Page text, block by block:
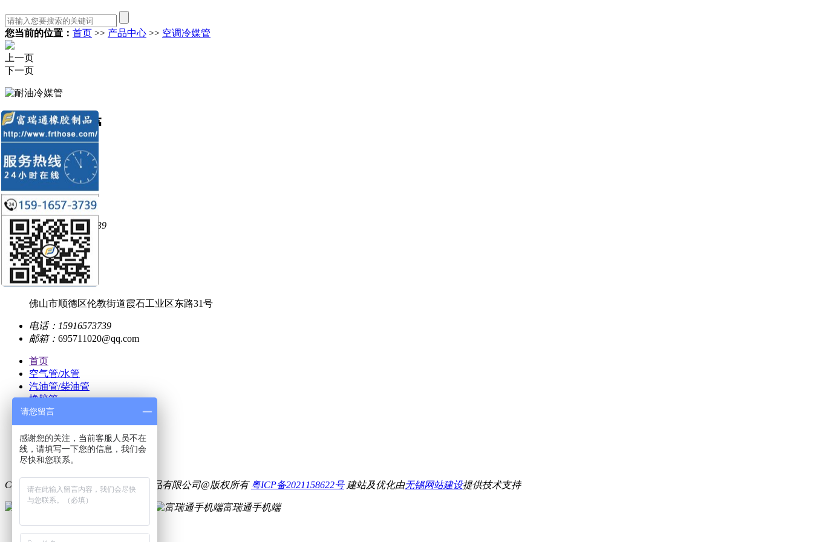
您当前的位置： 首页 >> 产品中心 >> 空调冷媒管
上一页
下一页
耐油冷媒管
材料：
材质：
功能：
服务热线：15916573739
在线咨询
地址：
佛山市顺德区伦教街道霞石工业区东路31号
电话： 15916573739
邮箱： 695711020@qq.com
首页
空气管/水管
汽油管/柴油管
橡胶管
产品中心
成功案列
新闻资讯
关于我们
联系我们
Copyright ©2021 佛山富瑞通橡胶制品有限公司@版权所有 粤ICP备2021158622号 建站及优化由无锡网站建设提供技术支持
富瑞通微信联系 富瑞通手机端
请您留言
感谢您的关注，当前客服人员不在
线，请填写一下您的信息，我们会
尽快和您联系。